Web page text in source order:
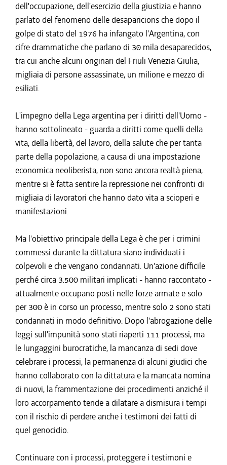
dell'occupazione, dell'esercizio della giustizia e hanno
parlato del fenomeno delle desaparicions che dopo il
golpe di stato del 1976 ha infangato l'Argentina, con
cifre drammatiche che parlano di 30 mila desaparecidos,
tra cui anche alcuni originari del Friuli Venezia Giulia,
migliaia di persone assassinate, un milione e mezzo di
esiliati.
L'impegno della Lega argentina per i diritti dell'Uomo -
hanno sottolineato - guarda a diritti come quelli della
vita, della libertà, del lavoro, della salute che per tanta
parte della popolazione, a causa di una impostazione
economica neoliberista, non sono ancora realtà piena,
mentre si è fatta sentire la repressione nei confronti di
migliaia di lavoratori che hanno dato vita a scioperi e
manifestazioni.
Ma l'obiettivo principale della Lega è che per i crimini
commessi durante la dittatura siano individuati i
colpevoli e che vengano condannati. Un'azione difficile
perché circa 3.500 militari implicati - hanno raccontato -
attualmente occupano posti nelle forze armate e solo
per 300 è in corso un processo, mentre solo 2 sono stati
condannati in modo definitivo. Dopo l'abrogazione delle
leggi sull'impunità sono stati riaperti 111 processi, ma
le lungaggini burocratiche, la mancanza di sedi dove
celebrare i processi, la permanenza di alcuni giudici che
hanno collaborato con la dittatura e la mancata nomina
di nuovi, la frammentazione dei procedimenti anziché il
loro accorpamento tende a dilatare a dismisura i tempi
con il rischio di perdere anche i testimoni dei fatti di
quel genocidio.
Continuare con i processi, proteggere i testimoni e